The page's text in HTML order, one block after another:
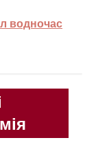
водночас